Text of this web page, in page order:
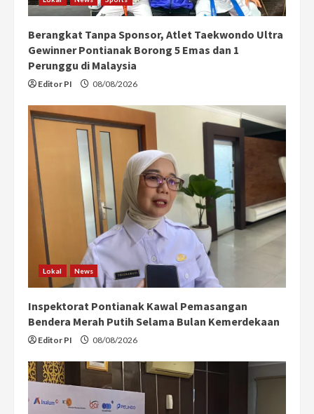
Berangkat Tanpa Sponsor, Atlet Taekwondo Ultra
Gewinner Pontianak Borong 5 Emas dan 1
Perunggu di Malaysia
Editor PI 08/08/2026
Lokal News
Inspektorat Pontianak Kawal Pemasangan
Bendera Merah Putih Selama Bulan Kemerdekaan
Editor PI 08/08/2026